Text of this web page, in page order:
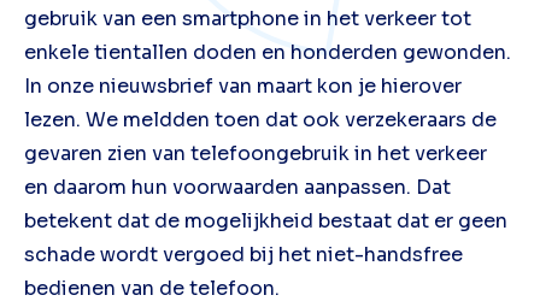
gebruik van een smartphone in het verkeer tot
enkele tientallen doden en honderden gewonden.
In onze nieuwsbrief van maart kon je hierover
lezen. We meldden toen dat ook verzekeraars de
gevaren zien van telefoongebruik in het verkeer
en daarom hun voorwaarden aanpassen. Dat
betekent dat de mogelijkheid bestaat dat er geen
schade wordt vergoed bij het niet-handsfree
bedienen van de telefoon.